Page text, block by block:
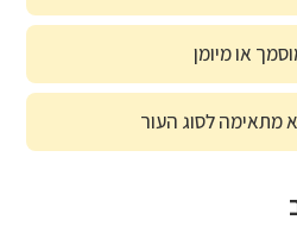
או מיומן
מתאימה לסוג העור